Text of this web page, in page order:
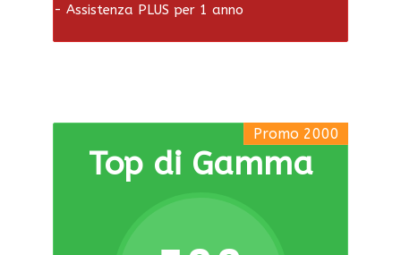
- Assistenza PLUS per 1 anno
Promo 2000
Top di Gamma